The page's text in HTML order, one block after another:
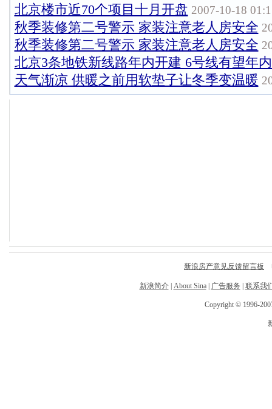
北京楼市近70个项目十月开盘 2007-10-18
秋季装修第二号警示 家装注意老人房安全
秋季装修第二号警示 家装注意老人房安全
北京3条地铁新线路年内开建 6号线有望年
天气渐凉 供暖之前用软垫子让冬季变温暖
新浪房产意见反馈留言板
新浪简介| About Sina| 广告服务 联系我
Copyright © 1996-